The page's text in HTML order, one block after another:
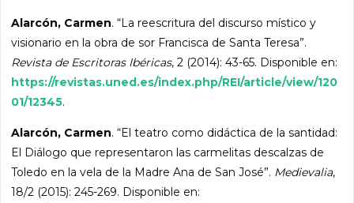
Alarcón, Carmen. “La reescritura del discurso místico y
visionario en la obra de sor Francisca de Santa Teresa”.
Revista de Escritoras Ibéricas, 2 (2014): 43-65. Disponible en:
https://revistas.uned.es/index.php/REI/article/view/120
01/12345.
Alarcón, Carmen. “El teatro como didáctica de la santidad:
El Diálogo que representaron las carmelitas descalzas de
Toledo en la vela de la Madre Ana de San José”. Medievalia,
18/2 (2015): 245-269. Disponible en: